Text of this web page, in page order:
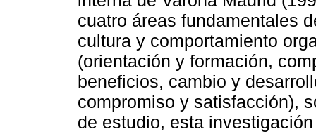
cuatro áreas fundamentales
cultura y comportamiento
(orientación y formación,
beneficios, cambio y
compromiso y satisfacción),
de estudio, esta